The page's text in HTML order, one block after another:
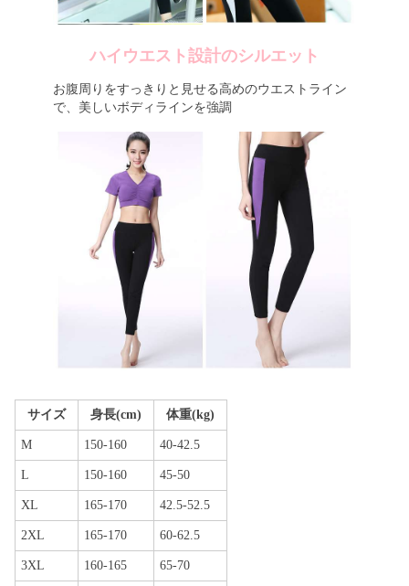
ハイウエスト設計のシルエット
お腹周りをすっきりと見せる高めのウエストライン
で、美しいボディラインを強調
サイズ 身長(cm) 体重(kg)
M 150-160 40-42.5
L 150-160 45-50
XL 165-170 42.5-52.5
2XL 165-170 60-62.5
3XL 160-165 65-70